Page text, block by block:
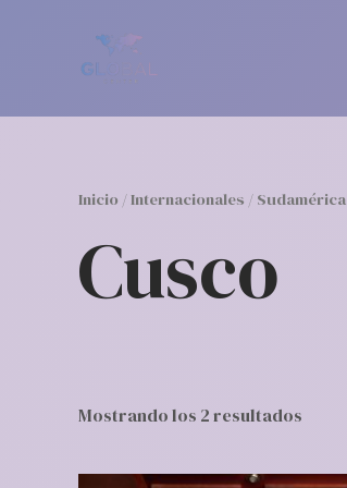
Inicio /Internacionales / Sudamérica
Cusco
Mostrando los 2 resultados